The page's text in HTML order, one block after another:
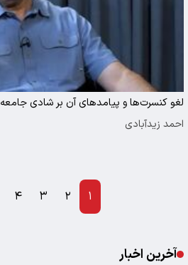
لغو کنسرت‌ها و پیامدهای آن بر شادی جامعه
احمد زیدآبادی
۱ ۲ ۳ ۴
آخرین اخبار